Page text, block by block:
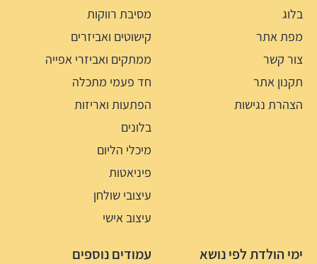
בלוג
מפת אתר
צור קשר
תקנון אתר
הצהרת נגישות
מסיבת רווקות
קישוטים ואביזרים
ממתקים ואביזרי אפייה
חד פעמי מתכלה
הפתעות ואריזות
בלונים
מיכלי הליום
פיניאטות
עיצובי שולחן
עיצוב אישי
ימי הולדת לפי נושא עמודים נוספים